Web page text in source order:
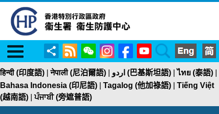
Menu
分
享
RSS WeChatInstagramFacebookYouTubeSearch
हिन्दी (印度語) |नेपाली (尼泊爾語) اردو (巴基斯坦語) |ไทย (泰語)
Bahasa Indonesia (印尼語)
Tagalog (他加祿語)
Tiếng Việt
(越南語) |ਪੰਜਾਬੀ (旁遮普語)